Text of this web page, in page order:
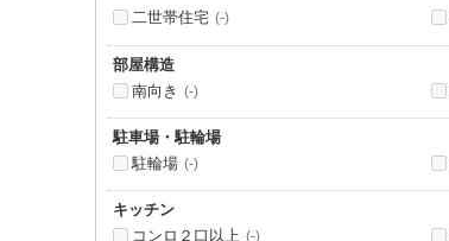
二世帯住宅 (-)
部屋構造
南向き
(-)
駐車場・駐輪場
駐輪場 (-)
キッチン
コンロ２口以上 (-)